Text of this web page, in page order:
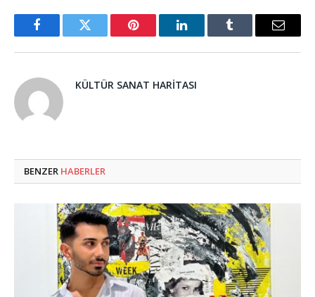
FacebookTwitter Pinterest LinkedInTumblr Email
KÜLTÜR SANAT HARITASI
BENZER HABERLER